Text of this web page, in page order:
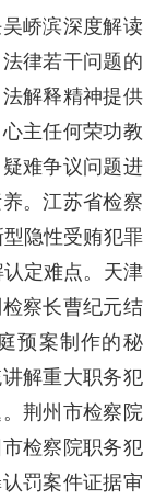
峤滨深度解读
律若干问题的
解释精神提供
主任何荣功教
难争议问题进
。江苏省检察
隐性受贿犯罪
定难点。天津
察长曹纪元结
预案制作的秘
解重大职务犯
荆州市检察院
检察院职务犯
罚案件证据审